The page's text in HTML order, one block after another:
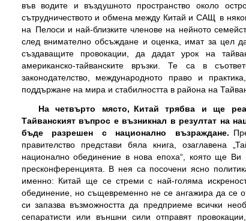
във водите и въздушното пространство около
сътрудничеството и обмена между Китай и САЩ в
на Пелоси и най-близките членове на нейното
след внимателно обсъждане и оценка, имат за цел
създаващите провокации, да дадат урок на
американско-тайванските връзки. Те са в
законодателство, международното право и
поддържане на мира и стабилността в района на
На четвърто място, Китай трябва и ще
Тайванският въпрос е възникнал в резултат на
бъде разрешен с национално възраждане.
правителство представи бяла книга, озаглавена
национално обединение в нова епоха“, която ще Ви
пресконференцията. В нея са посочени ясно
именно: Китай ще се стреми с най-голяма
обединение, но същевременно не се ангажира да се
си запазва възможността да предприеме всички
сепаратисти или външни сили отправят